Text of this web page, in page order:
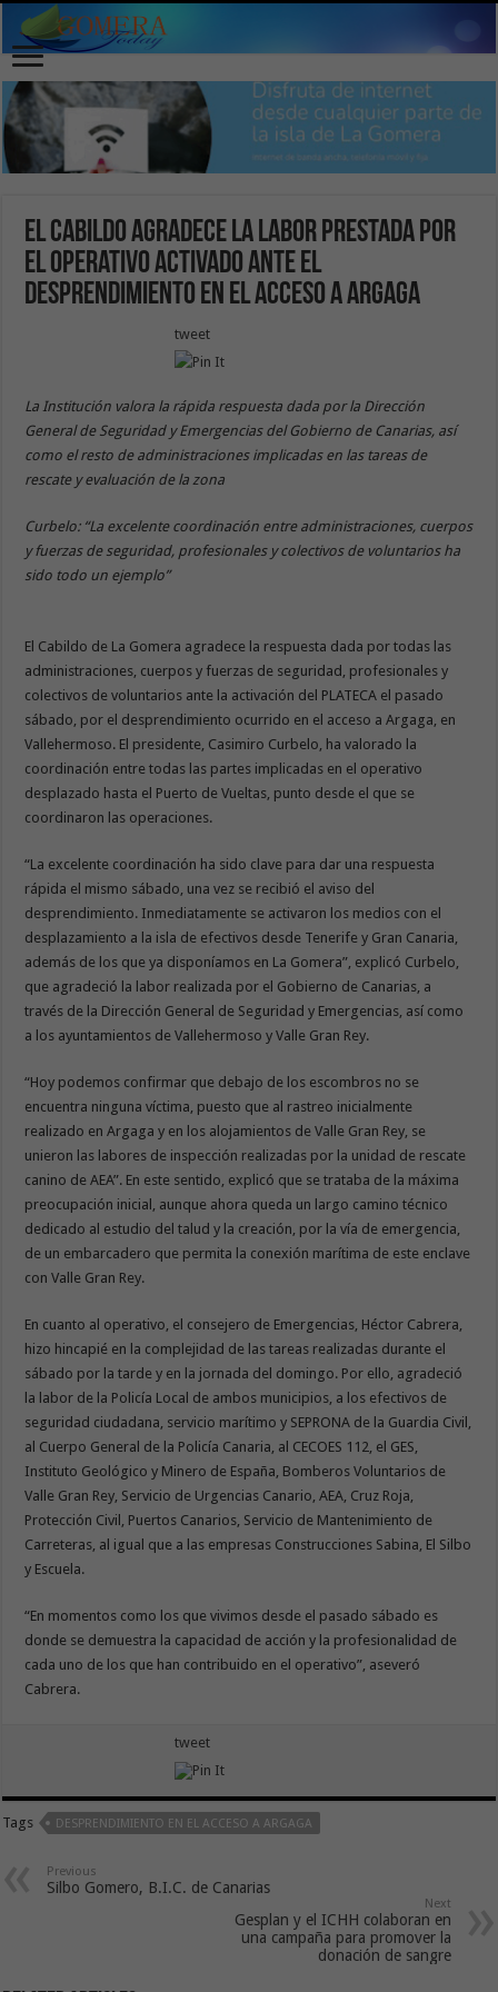
El Cabildo agradece la labor prestada por
el operativo activado ante el
desprendimiento en el acceso a Argaga
tweet
La Institución valora la rápida respuesta dada por la Dirección
General de Seguridad y Emergencias del Gobierno de Canarias, así
como el resto de administraciones implicadas en las tareas de
rescate y evaluación de la zona
Curbelo: “La excelente coordinación entre administraciones, cuerpos
y fuerzas de seguridad, profesionales y colectivos de voluntarios ha
sido todo un ejemplo”
El Cabildo de La Gomera agradece la respuesta dada por todas las
administraciones, cuerpos y fuerzas de seguridad, profesionales y
colectivos de voluntarios ante la activación del PLATECA el pasado
sábado, por el desprendimiento ocurrido en el acceso a Argaga, en
Vallehermoso. El presidente, Casimiro Curbelo, ha valorado la
coordinación entre todas las partes implicadas en el operativo
desplazado hasta el Puerto de Vueltas, punto desde el que se
coordinaron las operaciones.
“La excelente coordinación ha sido clave para dar una respuesta
rápida el mismo sábado, una vez se recibió el aviso del
desprendimiento. Inmediatamente se activaron los medios con el
desplazamiento a la isla de efectivos desde Tenerife y Gran Canaria,
además de los que ya disponíamos en La Gomera”, explicó Curbelo,
que agradeció la labor realizada por el Gobierno de Canarias, a
través de la Dirección General de Seguridad y Emergencias, así como
a los ayuntamientos de Vallehermoso y Valle Gran Rey.
“Hoy podemos confirmar que debajo de los escombros no se
encuentra ninguna víctima, puesto que al rastreo inicialmente
realizado en Argaga y en los alojamientos de Valle Gran Rey, se
unieron las labores de inspección realizadas por la unidad de rescate
canino de AEA”. En este sentido, explicó que se trataba de la máxima
preocupación inicial, aunque ahora queda un largo camino técnico
dedicado al estudio del talud y la creación, por la vía de emergencia,
de un embarcadero que permita la conexión marítima de este enclave
con Valle Gran Rey.
En cuanto al operativo, el consejero de Emergencias, Héctor Cabrera,
hizo hincapié en la complejidad de las tareas realizadas durante el
sábado por la tarde y en la jornada del domingo. Por ello, agradeció
la labor de la Policía Local de ambos municipios, a los efectivos de
seguridad ciudadana, servicio marítimo y SEPRONA de la Guardia Civil,
al Cuerpo General de la Policía Canaria, al CECOES 112, el GES,
Instituto Geológico y Minero de España, Bomberos Voluntarios de
Valle Gran Rey, Servicio de Urgencias Canario, AEA, Cruz Roja,
Protección Civil, Puertos Canarios, Servicio de Mantenimiento de
Carreteras, al igual que a las empresas Construcciones Sabina, El Silbo
y Escuela.
“En momentos como los que vivimos desde el pasado sábado es
donde se demuestra la capacidad de acción y la profesionalidad de
cada uno de los que han contribuido en el operativo”, aseveró
Cabrera.
tweet
Tags DESPRENDIMIENTO EN EL ACCESO A ARGAGA
Previous
Silbo Gomero, B.I.C. de Canarias
Next
Gesplan y el ICHH colaboran en
una campaña para promover la
donación de sangre